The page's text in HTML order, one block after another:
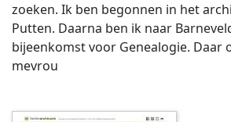
zoeken. Ik ben begonnen in het
Putten. Daarna ben ik naar
bijeenkomst voor Genealogie. Daar
mevrou